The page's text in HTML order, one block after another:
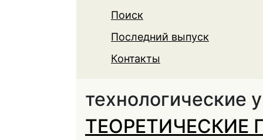
Поиск
Последний выпуск
Контакты
технологические
ТЕОРЕТИЧЕСКИЕ